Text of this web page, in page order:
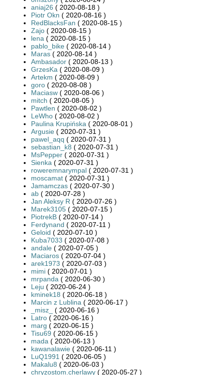
aniaj26 ( 2020-08-18 )
Piotr Okn ( 2020-08-16 )
RedBlacksFan ( 2020-08-15 )
Zajo ( 2020-08-15 )
lena ( 2020-08-15 )
pablo_bike ( 2020-08-14 )
Maras ( 2020-08-14 )
Ambasador ( 2020-08-13 )
GrzesKa ( 2020-08-09 )
Artekm ( 2020-08-09 )
goro ( 2020-08-08 )
Maciasw ( 2020-08-06 )
mitch ( 2020-08-05 )
Pawtlen ( 2020-08-02 )
LeWho ( 2020-08-02 )
Paulina Krupińska ( 2020-08-01 )
Argusie ( 2020-07-31 )
pawel_aqq ( 2020-07-31 )
sebastian_k8 ( 2020-07-31 )
MsPepper ( 2020-07-31 )
Sienka ( 2020-07-31 )
roweremnarympal ( 2020-07-31 )
moscamat ( 2020-07-31 )
Jamamczas ( 2020-07-30 )
ab ( 2020-07-28 )
Jan Aleksy R ( 2020-07-26 )
Marek3105 ( 2020-07-15 )
PiotrekB ( 2020-07-14 )
Ferdynand ( 2020-07-11 )
Geloid ( 2020-07-10 )
Kuba7033 ( 2020-07-08 )
andale ( 2020-07-05 )
Maciaros ( 2020-07-04 )
arek1973 ( 2020-07-03 )
mimi ( 2020-07-01 )
mrpanda ( 2020-06-30 )
Leju ( 2020-06-24 )
kminek18 ( 2020-06-18 )
Marcin z Lublina ( 2020-06-17 )
_misz_
( 2020-06-16 )
Latro ( 2020-06-16 )
marg ( 2020-06-15 )
Tisu69 ( 2020-06-15 )
mada ( 2020-06-13 )
kawanalawie ( 2020-06-11 )
LuQ1991 ( 2020-06-05 )
Makalu8 ( 2020-06-03 )
chryzostom.cherlawy ( 2020-05-27 )